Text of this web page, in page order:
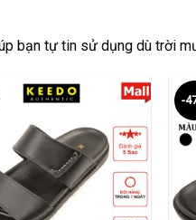
bạn tự tin sử dụng dù trời
-